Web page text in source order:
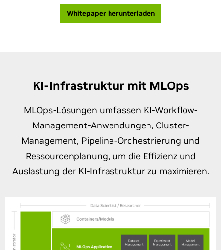
Whitepaper herunterladen
KI-Infrastruktur mit MLOps
MLOps-Lösungen umfassen KI-Workflow-
Management-Anwendungen, Cluster-
Management, Pipeline-Orchestrierung und
Ressourcenplanung, um die Effizienz und
Auslastung der KI-Infrastruktur zu maximieren.